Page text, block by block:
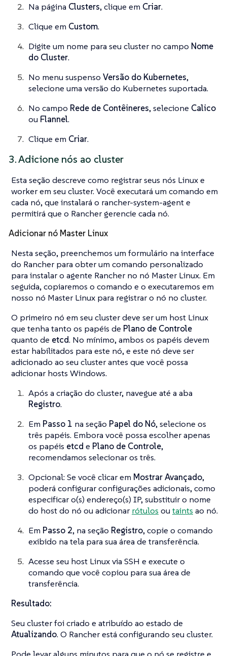
Na página Clusters, clique em Criar.
Clique em Custom.
Digite um nome para seu cluster no campo Nome
do Cluster.
No menu suspenso Versão do Kubernetes,
selecione uma versão do Kubernetes suportada.
No campo Rede de Contêineres, selecione Calico
ou Flannel.
Clique em Criar.
3. Adicione nós ao cluster
Esta seção descreve como registrar seus nós Linux e
worker em seu cluster. Você executará um comando em
cada nó, que instalará o rancher-system-agent e
permitirá que o Rancher gerencie cada nó.
Adicionar nó Master Linux
Nesta seção, preenchemos um formulário na interface
do Rancher para obter um comando personalizado
para instalar o agente Rancher no nó Master Linux. Em
seguida, copiaremos o comando e o executaremos em
nosso nó Master Linux para registrar o nó no cluster.
O primeiro nó em seu cluster deve ser um host Linux
que tenha tanto os papéis de Plano de Controle
quanto de etcd. No mínimo, ambos os papéis devem
estar habilitados para este nó, e este nó deve ser
adicionado ao seu cluster antes que você possa
adicionar hosts Windows.
Após a criação do cluster, navegue até a aba
Registro.
Em Passo 1 na seção Papel do Nó, selecione os
três papéis. Embora você possa escolher apenas
os papéis etcd e Plano de Controle,
recomendamos selecionar os três.
Opcional: Se você clicar em Mostrar Avançado,
poderá configurar configurações adicionais, como
especificar o(s) endereço(s) IP, substituir o nome
do host do nó ou adicionar rótulos ou taints ao nó.
Em Passo 2, na seção Registro, copie o comando
exibido na tela para sua área de transferência.
Acesse seu host Linux via SSH e execute o
comando que você copiou para sua área de
transferência.
Resultado:
Seu cluster foi criado e atribuído ao estado de
Atualizando. O Rancher está configurando seu cluster.